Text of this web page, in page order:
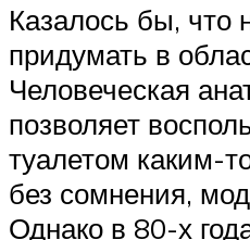
Казалось бы, что
придумать в
Человеческая
позволяет
туалетом каким-
без сомнения,
Однако в 80-х